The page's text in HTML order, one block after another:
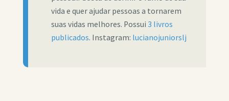
vida e quer ajudar pessoas a tornarem
suas vidas melhores. Possui 3 livros
publicados. Instagram: lucianojuniorslj